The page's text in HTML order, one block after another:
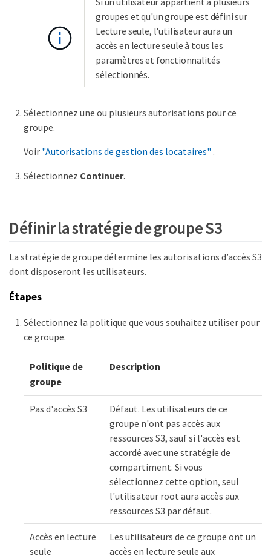
groupes et qu'un groupe est défini sur
Lecture seule, l'utilisateur aura un
accès en lecture seule à tous les
paramètres et fonctionnalités
sélectionnés.
Sélectionnez une ou plusieurs autorisations pour ce
groupe.
Voir "Autorisations de gestion des locataires" .
Sélectionnez Continuer.
Définir la stratégie de groupe S3
La stratégie de groupe détermine les autorisations d’accès S3
dont disposeront les utilisateurs.
Étapes
Sélectionnez la politique que vous souhaitez utiliser pour
ce groupe.
Politique de
groupe
Description
Pas d'accès S3
Défaut. Les utilisateurs de ce
groupe n'ont pas accès aux
ressources S3, sauf si l'accès est
accordé avec une stratégie de
compartiment. Si vous
sélectionnez cette option, seul
l'utilisateur root aura accès aux
ressources S3 par défaut.
Accès en lecture
seule
Les utilisateurs de ce groupe ont un
accès en lecture seule aux